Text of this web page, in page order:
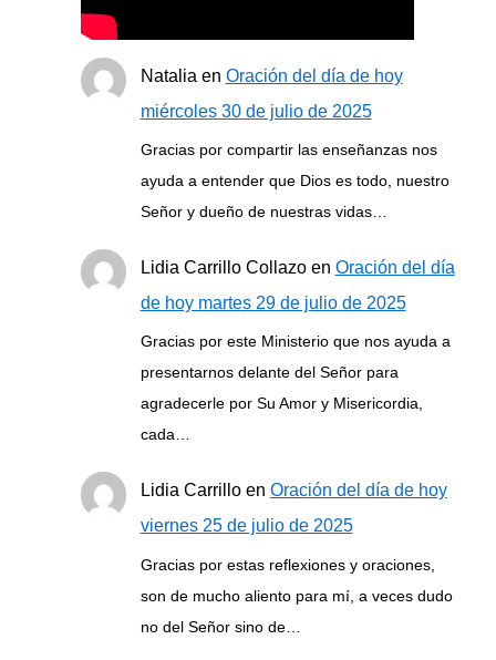
Natalia en Oración del día de hoy
miércoles 30 de julio de 2025
Gracias por compartir las enseñanzas nos
ayuda a entender que Dios es todo, nuestro
Señor y dueño de nuestras vidas…
Lidia Carrillo Collazoen Oración del día
de hoy martes 29 de julio de 2025
Gracias por este Ministerio que nos ayuda a
presentarnos delante del Señor para
agradecerle por Su Amor y Misericordia,
cada…
Lidia Carrilloen Oración del día de hoy
viernes 25 de julio de 2025
Gracias por estas reflexiones y oraciones,
son de mucho aliento para mí, a veces dudo
no del Señor sino de…